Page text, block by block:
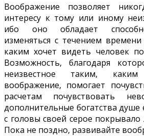
Воображение позволяет
интересу к тому или иному
ибо оно обладает
изменяться с течением
каким хочет видеть человек
Возможность, благодаря
неизвестное таким,
воображение, помогает
расчетам почувствовать
дополнительные богатства душе
с головы своей серое покрывало
Пока не поздно, развивайте